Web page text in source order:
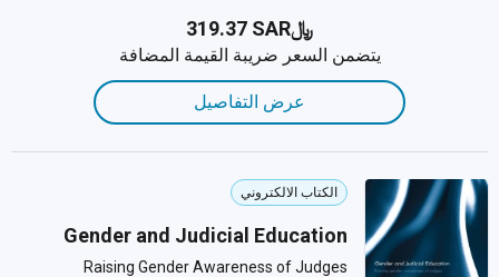
﷼‎319.37 SAR
يتضمن السعر ضريبة القيمة المضافة
عرض التفاصيل
الكتاب الالكتروني
Gender and Judicial Education
Raising Gender Awareness of Judges